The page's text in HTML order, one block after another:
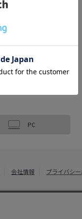
PC
会社情報 プライバシ